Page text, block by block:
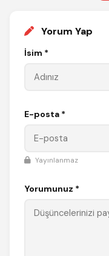
Yorum Yap
İsim *
E-posta *
Yayınlanmaz
Yorumunuz *